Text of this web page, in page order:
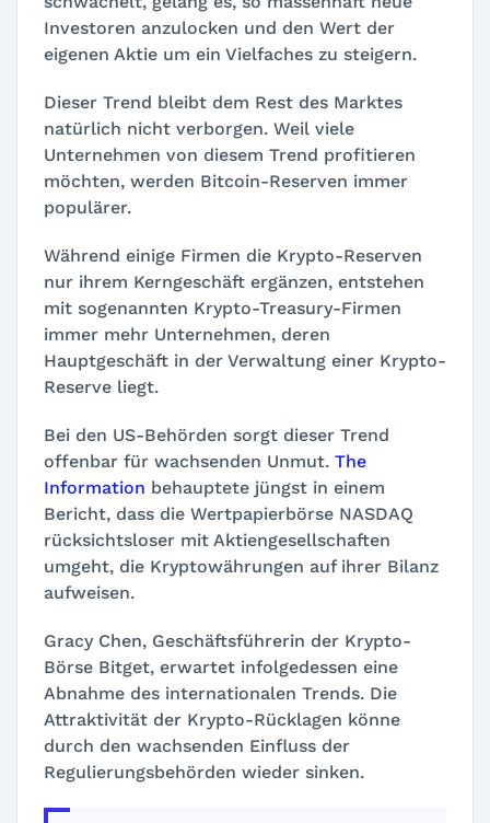
Investoren anzulocken und den Wert der
eigenen Aktie um ein Vielfaches zu steigern.
Dieser Trend bleibt dem Rest des Marktes
natürlich nicht verborgen. Weil viele
Unternehmen von diesem Trend profitieren
möchten, werden Bitcoin-Reserven immer
populärer.
Während einige Firmen die Krypto-Reserven
nur ihrem Kerngeschäft ergänzen, entstehen
mit sogenannten Krypto-Treasury-Firmen
immer mehr Unternehmen, deren
Hauptgeschäft in der Verwaltung einer Krypto-
Reserve liegt.
Bei den US-Behörden sorgt dieser Trend
offenbar für wachsenden Unmut. The
Information behauptete jüngst in einem
Bericht, dass die Wertpapierbörse NASDAQ
rücksichtsloser mit Aktiengesellschaften
umgeht, die Kryptowährungen auf ihrer Bilanz
aufweisen.
Gracy Chen, Geschäftsführerin der Krypto-
Börse Bitget, erwartet infolgedessen eine
Abnahme des internationalen Trends. Die
Attraktivität der Krypto-Rücklagen könne
durch den wachsenden Einfluss der
Regulierungsbehörden wieder sinken.